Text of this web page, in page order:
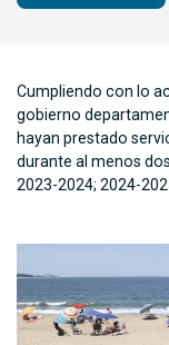
Cumpliendo con lo
gobierno
hayan prestado
durante al menos
2023-2024; 2024-